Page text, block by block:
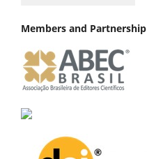
Members and Partnership